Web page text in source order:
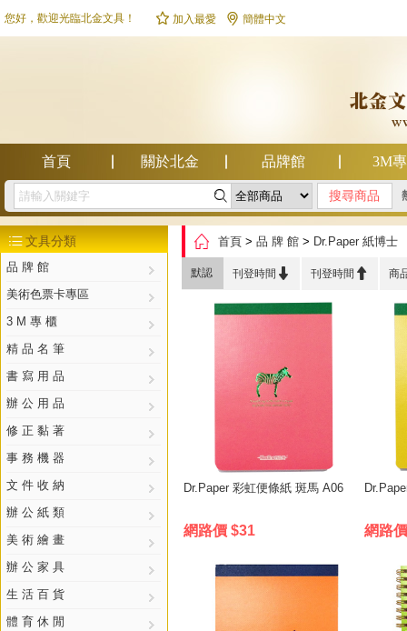
您好，歡迎光臨北金文具！  加入最愛  簡體中文
首頁 關於北金 品牌館 3M
幫助中心 
文具分類
品 牌 館
美術色票卡專區
3 M 專 櫃
精 品 名 筆
書 寫 用 品
辦 公 用 品
修 正 黏 著
事 務 機 器
文 件 收 納
辦 公 紙 類
美 術 繪 畫
辦 公 家 具
生 活 百 貨
體 育 休 閒
 首頁 > 品 牌 館 > Dr.Paper 紙博士
默認 刊登時間  刊登時間  商
Dr.Paper 彩虹便條紙 斑馬 A06
網路價 $31 網路